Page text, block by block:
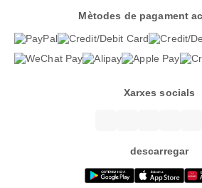
Mètodes de pagament
Xarxes socials
descarregar